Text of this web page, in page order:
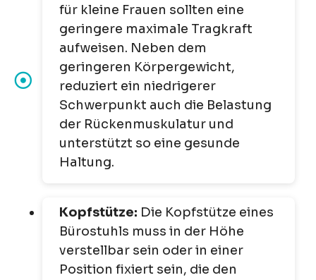
für kleine Frauen sollten eine
geringere maximale Tragkraft
aufweisen. Neben dem
geringeren Körpergewicht,
reduziert ein niedrigerer
Schwerpunkt auch die Belastung
der Rückenmuskulatur und
unterstützt so eine gesunde
Haltung.
Kopfstütze: Die Kopfstütze eines
Bürostuhls muss in der Höhe
verstellbar sein oder in einer
Position fixiert sein, die den